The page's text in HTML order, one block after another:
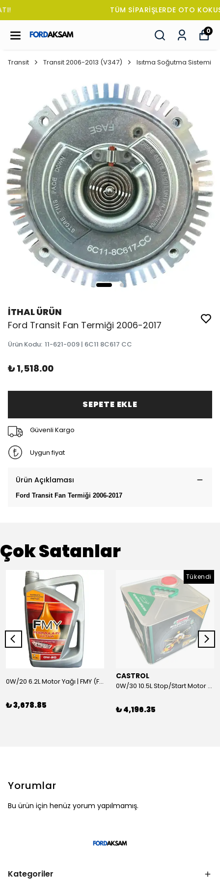
TÜM SİPARİŞLERDE OTO KOKUSU HEDİYE!
0
Transit Transit 2006-2013 (V347) Isıtma Soğutma Sistemi
İTHAL ÜRÜN
Ford Transit Fan Termiği 2006-2017
Ürün Kodu: 11-621-009 | 6C11 8C617 CC
₺ 1,518.00
SEPETE EKLE
Güvenli Kargo
Uygun fiyat
Ürün Açıklaması
Ford Transit Fan Termiği 2006-2017
Çok Satanlar
0W/20 6.2L Motor Yağı | FMY (Ford Motor Yağları)
₺ 3,678.85
Tükendi
CASTROL
0W/30 10.5L Stop/Start Motor Yağı | CASTROL
₺ 4,196.35
Yorumlar
Bu ürün için henüz yorum yapılmamış.
Kategoriler